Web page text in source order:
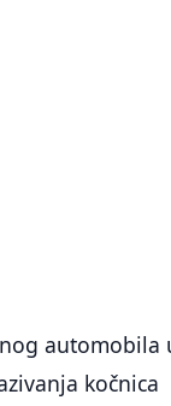
automobila
kočnica